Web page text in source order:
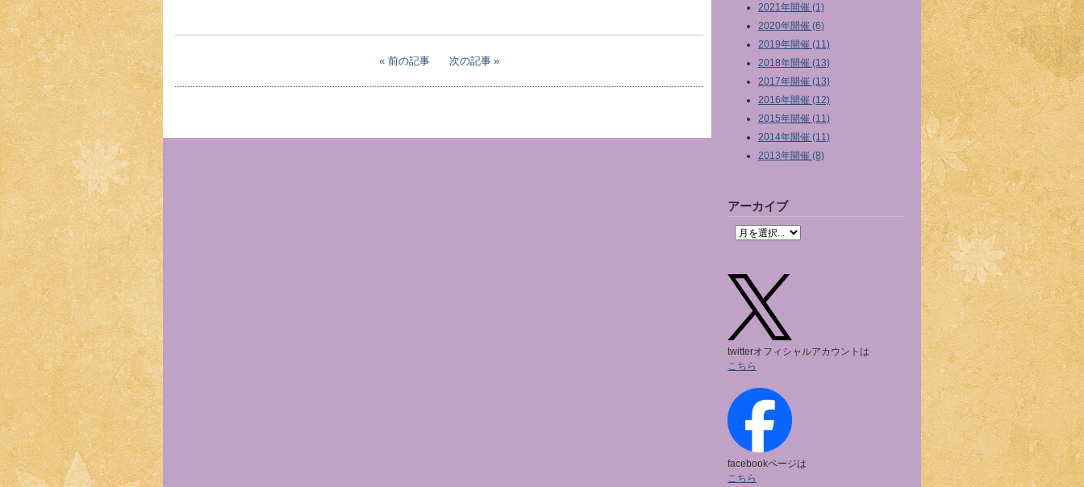
前の記事 次の記事
2021年開催 (1)
2020年開催 (6)
2019年開催 (11)
2018年開催 (13)
2017年開催 (13)
2016年開催 (12)
2015年開催 (11)
2014年開催 (11)
2013年開催 (8)
アーカイブ
twitterオフィシャルアカウントは
こちら
facebookページは
こちら